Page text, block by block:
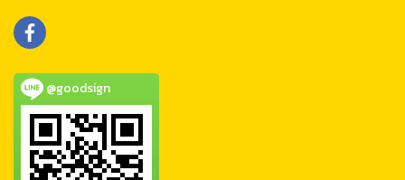
@goodsign